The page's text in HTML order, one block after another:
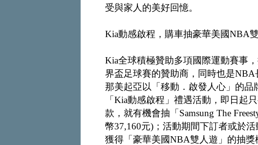
受與家人的美好回憶。
Kia動感啟程，購車抽豪華美國NBA
Kia全球積極贊助多項國際運動賽事
界盃足球賽的贊助商，同時也是
那美起亞以「移動．啟發人心」的
「Kia動感啟程」禮遇活動，即日起
款，就有機會抽「Samsung The
幣37,160元)；活動期間下訂者或於
獲得「豪華美國NBA雙人遊」的抽